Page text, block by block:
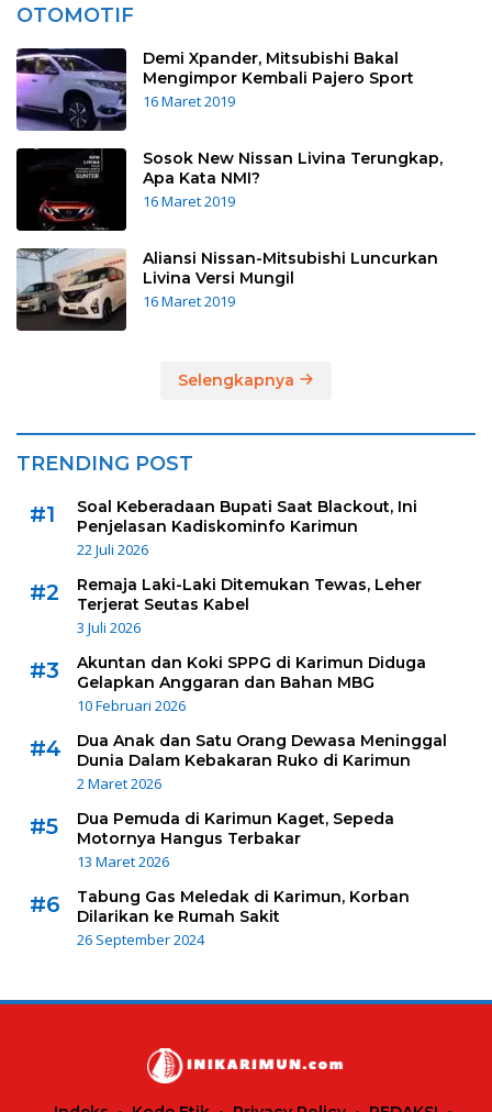
OTOMOTIF
Demi Xpander, Mitsubishi Bakal
Mengimpor Kembali Pajero Sport
16 Maret 2019
Sosok New Nissan Livina Terungkap,
Apa Kata NMI?
16 Maret 2019
Aliansi Nissan-Mitsubishi Luncurkan
Livina Versi Mungil
16 Maret 2019
Selengkapnya
TRENDING POST
#1
Soal Keberadaan Bupati Saat Blackout, Ini
Penjelasan Kadiskominfo Karimun
22 Juli 2026
#2
Remaja Laki-Laki Ditemukan Tewas, Leher
Terjerat Seutas Kabel
3 Juli 2026
#3
Akuntan dan Koki SPPG di Karimun Diduga
Gelapkan Anggaran dan Bahan MBG
10 Februari 2026
#4
Dua Anak dan Satu Orang Dewasa Meninggal
Dunia Dalam Kebakaran Ruko di Karimun
2 Maret 2026
#5
Dua Pemuda di Karimun Kaget, Sepeda
Motornya Hangus Terbakar
13 Maret 2026
#6
Tabung Gas Meledak di Karimun, Korban
Dilarikan ke Rumah Sakit
26 September 2024